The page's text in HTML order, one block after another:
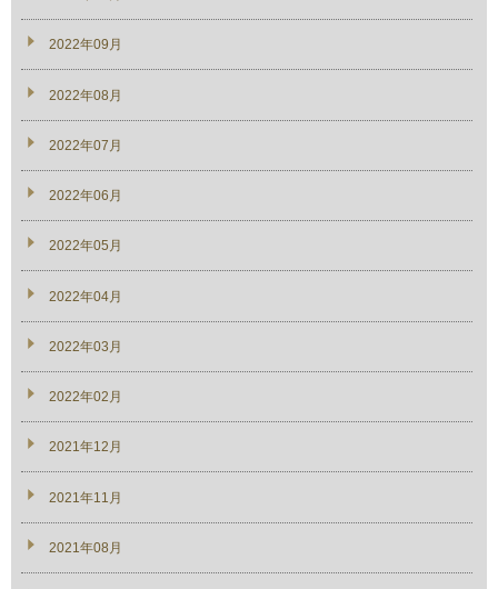
2022年09月
2022年08月
2022年07月
2022年06月
2022年05月
2022年04月
2022年03月
2022年02月
2021年12月
2021年11月
2021年08月